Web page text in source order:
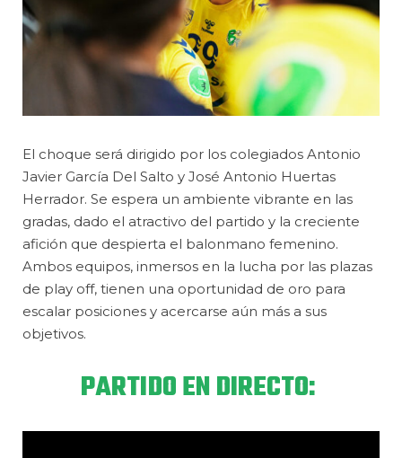
El choque será dirigido por los colegiados Antonio
Javier García Del Salto y José Antonio Huertas
Herrador. Se espera un ambiente vibrante en las
gradas, dado el atractivo del partido y la creciente
afición que despierta el balonmano femenino.
Ambos equipos, inmersos en la lucha por las plazas
de play off, tienen una oportunidad de oro para
escalar posiciones y acercarse aún más a sus
objetivos.
PARTIDO EN DIRECTO: